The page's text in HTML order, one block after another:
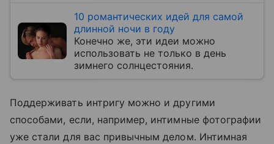
10 романтических идей для самой
длинной ночи в году
Конечно же, эти идеи можно
использовать не только в день
зимнего солнцестояния.
Поддерживать интригу можно и другими
способами, если, например, интимные фотографии
уже стали для вас привычным делом. Интимная